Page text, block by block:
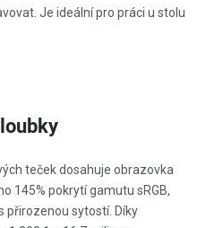
Je ideální pro práci u stolu
teček dosahuje obrazovka
145% pokrytí gamutu sRGB,
přirozenou sytostí. Díky